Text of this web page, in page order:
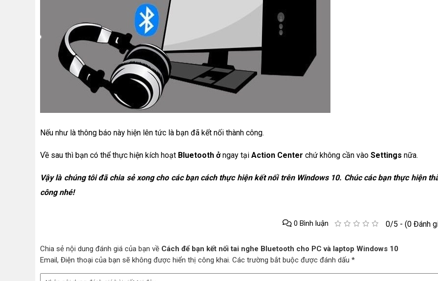
Nếu như là thông báo này hiện lên tức là bạn đã kết nối thành công.
Về sau thì bạn có thể thực hiện kích hoạt Bluetooth ởngay tại Action Center chứ không cần vào Settings nữa.
Vậy là chúng tôi đã chia sẻ xong cho các bạn cách thực hiện kết nối trên Windows 10. Chúc các bạn thực hiện
công nhé!
0/5 - (0 Đánh
0 Bình luận
Chia sẻ nội dung đánh giá của bạn về Cách để bạn kết nối tai nghe Bluetooth cho PC và laptop Windows 10
Email, Điện thoại của bạn sẽ không được hiển thị công khai. Các trường bắt buộc được đánh dấu *